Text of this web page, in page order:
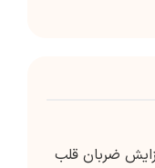
ضربان قلب